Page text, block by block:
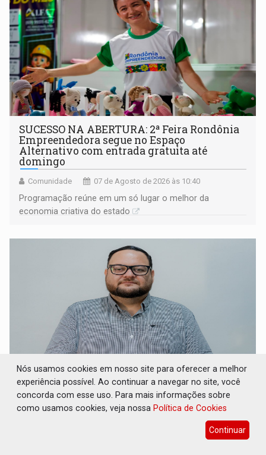
SUCESSO NA ABERTURA: 2ª Feira Rondônia
Empreendedora segue no Espaço
Alternativo com entrada gratuita até
domingo
Comunidade 07 de Agosto de 2026 às 10:40
Programação reúne em um só lugar o melhor da
economia criativa do estado
REESTRUTURAÇÃO: Secretário da Seinfra de
Porto Velho pede exoneração do cargo
07 de Agosto de 2026 às 10:37
Thiago Cantanhede Pacheco esteve à frente da pasta por
Nós usamos cookies em nosso site para oferecer a melhor
experiência possível. Ao continuar a navegar no site, você
concorda com esse uso. Para mais informações sobre
como usamos cookies, veja nossa Política de Cookies
Continuar